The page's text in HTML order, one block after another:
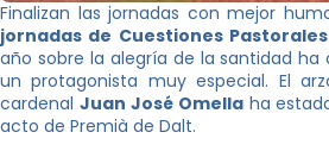
Finalizan las jornadas con mejor
jornadas de Cuestiones
año sobre la alegría de la santidad ha
un protagonista muy especial. El
cardenal Juan José Omellaha
acto de Premià de Dalt.